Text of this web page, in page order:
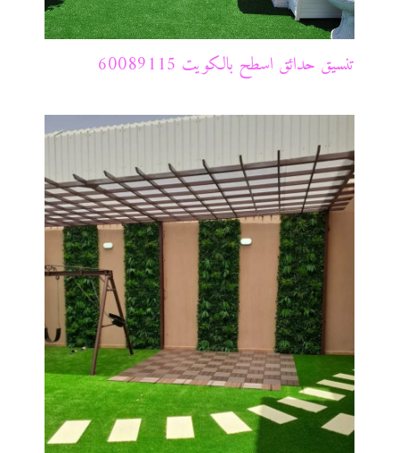
تنسيق حدائق اسطح بالكويت 60089115